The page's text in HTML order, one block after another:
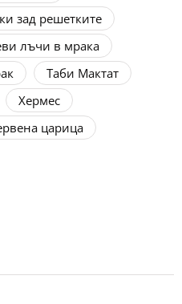
зад решетките
лъчи в мрака
Таби Мактат
Хермес
царица